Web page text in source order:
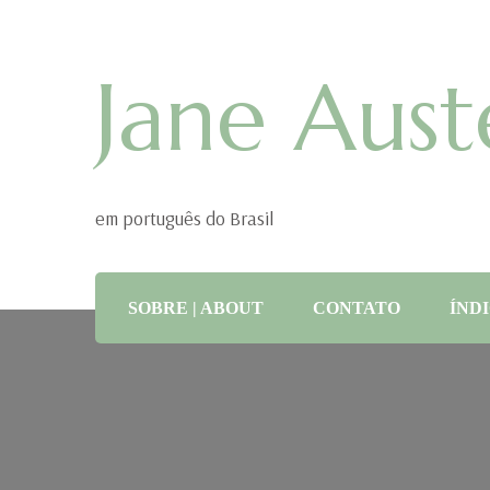
Jane
em português do Brasil
SOBRE | ABOUT CONTATO